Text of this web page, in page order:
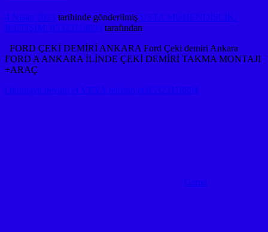
4 Nisan 2023 tarihinde gönderilmiş USTA MÜHENDİSLİK:
İLETİŞİM: 05323118894 tarafından
FORD ÇEKİ DEMİRİ ANKARA Ford Çeki demiri Ankara
FORD A ANKARA İLİNDE ÇEKİ DEMİRİ TAKMA MONTAJI
+ARAÇ
Okumaya devam et VEYA telofon et:05323118894
Genel